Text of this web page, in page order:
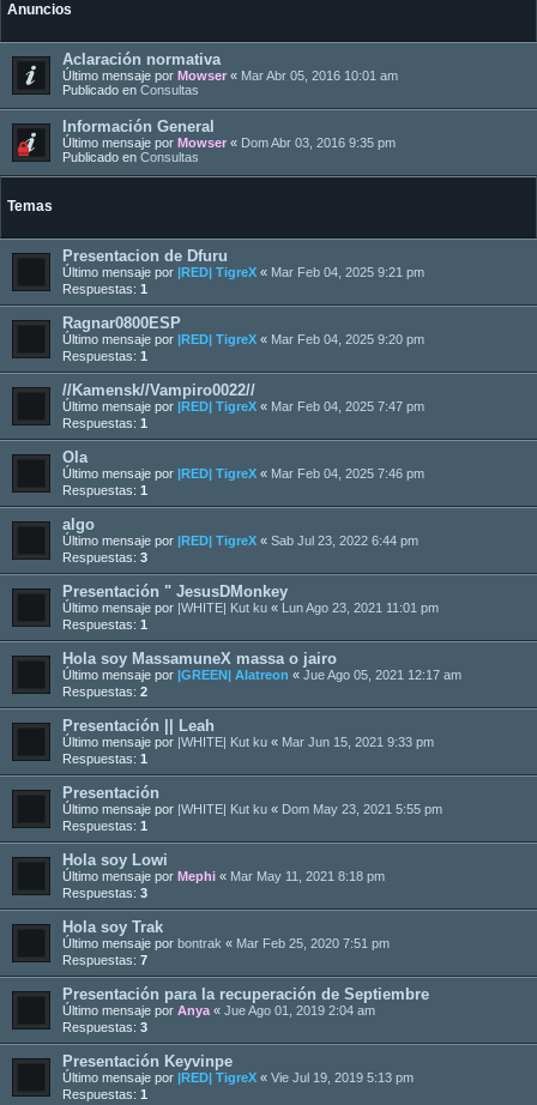
Anuncios
Aclaración normativa
Último mensaje por Mowser « Mar Abr 05, 2016 10:01 am
Publicado en Consultas
Información General
Último mensaje por Mowser « Dom Abr 03, 2016 9:35 pm
Publicado en Consultas
Temas
Presentacion de Dfuru
Último mensaje por |RED| TigreX « Mar Feb 04, 2025 9:21 pm
Respuestas: 1
Ragnar0800ESP
Último mensaje por |RED| TigreX « Mar Feb 04, 2025 9:20 pm
Respuestas: 1
//Kamensk//Vampiro0022//
Último mensaje por |RED| TigreX « Mar Feb 04, 2025 7:47 pm
Respuestas: 1
Ola
Último mensaje por |RED| TigreX « Mar Feb 04, 2025 7:46 pm
Respuestas: 1
algo
Último mensaje por |RED| TigreX « Sab Jul 23, 2022 6:44 pm
Respuestas: 3
Presentación " JesusDMonkey
Último mensaje por |WHITE| Kut ku « Lun Ago 23, 2021 11:01 pm
Respuestas: 1
Hola soy MassamuneX massa o jairo
Último mensaje por |GREEN| Alatreon « Jue Ago 05, 2021 12:17 am
Respuestas: 2
Presentación || Leah
Último mensaje por |WHITE| Kut ku « Mar Jun 15, 2021 9:33 pm
Respuestas: 1
Presentación
Último mensaje por |WHITE| Kut ku « Dom May 23, 2021 5:55 pm
Respuestas: 1
Hola soy Lowi
Último mensaje por Mephi « Mar May 11, 2021 8:18 pm
Respuestas: 3
Hola soy Trak
Último mensaje por bontrak « Mar Feb 25, 2020 7:51 pm
Respuestas: 7
Presentación para la recuperación de Septiembre
Último mensaje por Anya « Jue Ago 01, 2019 2:04 am
Respuestas: 3
Presentación Keyvinpe
Último mensaje por |RED| TigreX « Vie Jul 19, 2019 5:13 pm
Respuestas: 1